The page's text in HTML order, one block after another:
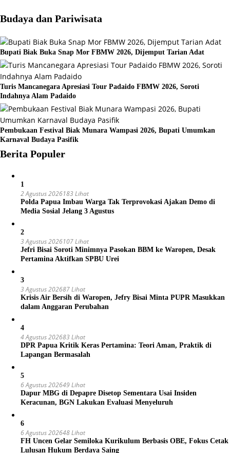
Budaya dan Pariwisata
Bupati Biak Buka Snap Mor FBMW 2026, Dijemput Tarian Adat
Turis Mancanegara Apresiasi Tour Padaido FBMW 2026, Soroti
Indahnya Alam Padaido
Pembukaan Festival Biak Munara Wampasi 2026, Bupati Umumkan
Karnaval Budaya Pasifik
Berita Populer
1
2 Agustus 2026183 Lihat
Polda Papua Imbau Warga Tak Terprovokasi Ajakan Demo di
Media Sosial Jelang 3 Agustus
2
3 Agustus 2026107 Lihat
Jefri Bisai Soroti Minimnya Pasokan BBM ke Waropen, Desak
Pertamina Aktifkan SPBU Urei
3
3 Agustus 202687 Lihat
Krisis Air Bersih di Waropen, Jefry Bisai Minta PUPR Masukkan
dalam Anggaran Perubahan
4
4 Agustus 202683 Lihat
DPR Papua Kritik Keras Pertamina: Teori Aman, Praktik di
Lapangan Bermasalah
5
6 Agustus 202649 Lihat
Dapur MBG di Depapre Disetop Sementara Usai Insiden
Keracunan, BGN Lakukan Evaluasi Menyeluruh
6
6 Agustus 202648 Lihat
FH Uncen Gelar Semiloka Kurikulum Berbasis OBE, Fokus Cetak
Lulusan Hukum Berdaya Saing